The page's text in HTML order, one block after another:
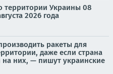
территории Украины 08
2026 года
ракеты для
даже если страна
на них, — пишут украинские